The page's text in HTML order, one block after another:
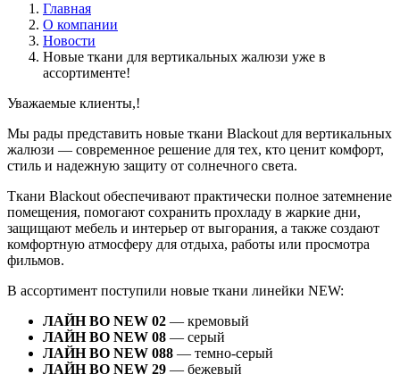
Главная
О компании
Новости
Новые ткани для вертикальных жалюзи уже в
ассортименте!
Уважаемые клиенты,!
Мы рады представить новые ткани Blackout для вертикальных
жалюзи — современное решение для тех, кто ценит комфорт,
стиль и надежную защиту от солнечного света.
Ткани Blackout обеспечивают практически полное затемнение
помещения, помогают сохранить прохладу в жаркие дни,
защищают мебель и интерьер от выгорания, а также создают
комфортную атмосферу для отдыха, работы или просмотра
фильмов.
В ассортимент поступили новые ткани линейки NEW:
ЛАЙН ВО NEW 02 — кремовый
ЛАЙН ВО NEW 08 — серый
ЛАЙН ВО NEW 088 — темно-серый
ЛАЙН ВО NEW 29 — бежевый